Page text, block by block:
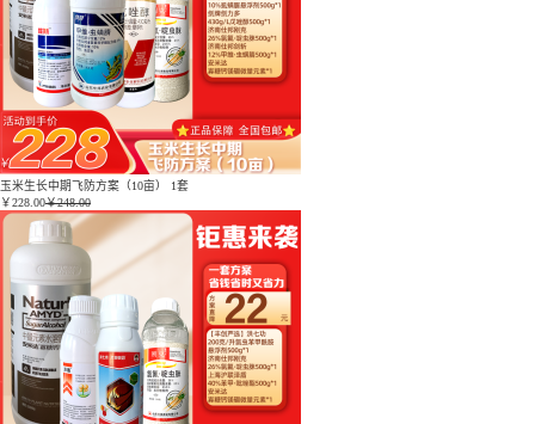
玉米生长中期飞防方案（10亩） 1套
￥228.00￥248.00